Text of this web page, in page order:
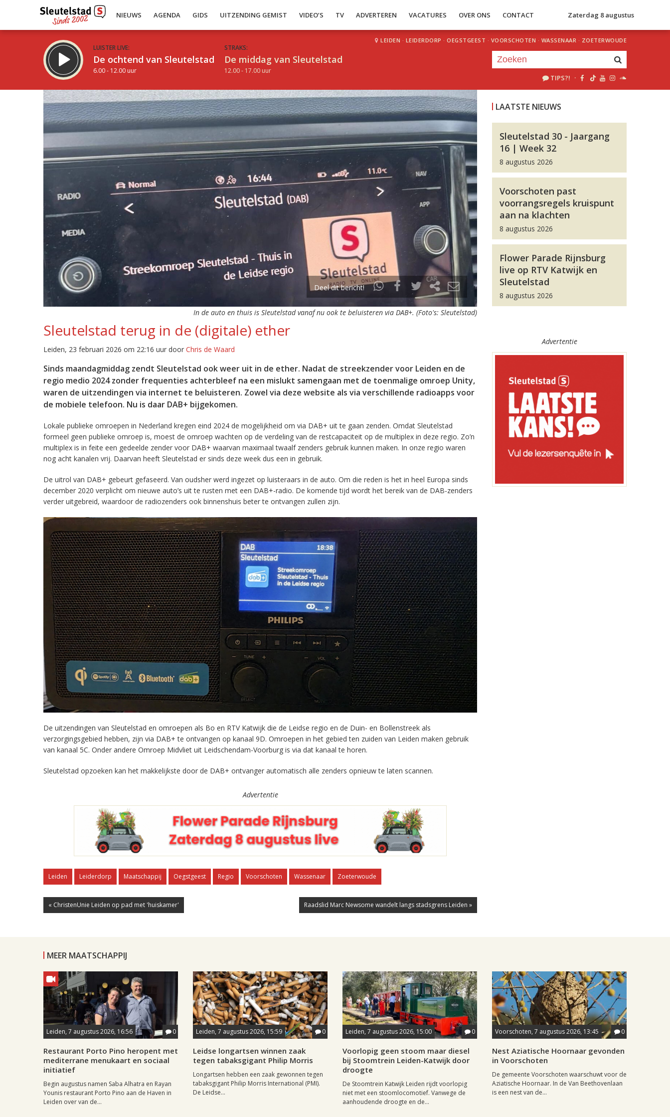
NIEUWS AGENDA GIDS UITZENDING GEMIST VIDEO’S TV ADVERTEREN VACATURES OVER ONS CONTACT Zaterdag 8 augustus
LUISTER LIVE:
De ochtend van Sleutelstad
6.00 - 12.00 uur
STRAKS:
De middag van Sleutelstad
12.00 - 17.00 uur
LEIDEN · LEIDERDORP · OEGSTGEEST · VOORSCHOTEN · WASSENAAR · ZOETERWOUDE
TIPS?! ·
Deel dit bericht!
In de auto en thuis is Sleutelstad vanaf nu ook te beluisteren via DAB+. (Foto's: Sleutelstad)
Sleutelstad terug in de (digitale) ether
Leiden, 23 februari 2026 om 22:16 uur door Chris de Waard
Sinds maandagmiddag zendt Sleutelstad ook weer uit in de ether. Nadat de streekzender voor Leiden en de
regio medio 2024 zonder frequenties achterbleef na een mislukt samengaan met de toenmalige omroep Unity,
waren de uitzendingen via internet te beluisteren. Zowel via deze website als via verschillende radioapps voor
de mobiele telefoon. Nu is daar DAB+ bijgekomen.
Lokale publieke omroepen in Nederland kregen eind 2024 de mogelijkheid om via DAB+ uit te gaan zenden. Omdat Sleutelstad
formeel geen publieke omroep is, moest de omroep wachten op de verdeling van de restcapaciteit op de multiplex in deze regio. Zo’n
multiplex is in feite een gedeelde zender voor DAB+ waarvan maximaal twaalf zenders gebruik kunnen maken. In onze regio waren
nog acht kanalen vrij. Daarvan heeft Sleutelstad er sinds deze week dus een in gebruik.
De uitrol van DAB+ gebeurt gefaseerd. Van oudsher werd ingezet op luisteraars in de auto. Om die reden is het in heel Europa sinds
december 2020 verplicht om nieuwe auto’s uit te rusten met een DAB+-radio. De komende tijd wordt het bereik van de DAB-zenders
verder uitgebreid, waardoor de radiozenders ook binnenshuis beter te ontvangen zullen zijn.
De uitzendingen van Sleutelstad en omroepen als Bo en RTV Katwijk die de Leidse regio en de Duin- en Bollenstreek als
verzorgingsgebied hebben, zijn via DAB+ te ontvangen op kanaal 9D. Omroepen in het gebied ten zuiden van Leiden maken gebruik
van kanaal 5C. Onder andere Omroep Midvliet uit Leidschendam-Voorburg is via dat kanaal te horen.
Sleutelstad opzoeken kan het makkelijkste door de DAB+ ontvanger automatisch alle zenders opnieuw te laten scannen.
Advertentie
Leiden Leiderdorp Maatschappij Oegstgeest Regio Voorschoten Wassenaar Zoeterwoude
« ChristenUnie Leiden op pad met 'huiskamer' Raadslid Marc Newsome wandelt langs stadsgrens Leiden »
LAATSTE NIEUWS
Sleutelstad 30 - Jaargang
16 | Week 32
8 augustus 2026
Voorschoten past
voorrangsregels kruispunt
aan na klachten
8 augustus 2026
Flower Parade Rijnsburg
live op RTV Katwijk en
Sleutelstad
8 augustus 2026
Advertentie
MEER MAATSCHAPPIJ
Leiden, 7 augustus 2026, 16:56 0
Restaurant Porto Pino heropent met
mediterrane menukaart en sociaal
initiatief
Begin augustus namen Saba Alhatra en Rayan
Younis restaurant Porto Pino aan de Haven in
Leiden over van de...
Leiden, 7 augustus 2026, 15:59 0
Leidse longartsen winnen zaak
tegen tabaksgigant Philip Morris
Longartsen hebben een zaak gewonnen tegen
tabaksgigant Philip Morris International (PMI).
De Leidse...
Leiden, 7 augustus 2026, 15:00 0
Voorlopig geen stoom maar diesel
bij Stoomtrein Leiden-Katwijk door
droogte
De Stoomtrein Katwijk Leiden rijdt voorlopig
niet met een stoomlocomotief. Vanwege de
aanhoudende droogte en de...
Voorschoten, 7 augustus 2026, 13:45 0
Nest Aziatische Hoornaar gevonden
in Voorschoten
De gemeente Voorschoten waarschuwt voor de
Aziatische Hoornaar. In de Van Beethovenlaan
is een nest van de...